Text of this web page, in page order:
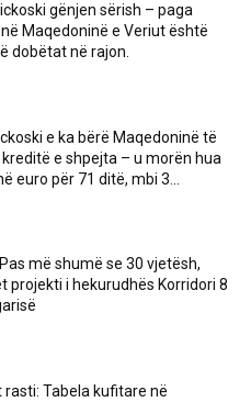
gënjen sërish – paga
Maqedoninë e Veriut është
dobëtat në rajon.
e ka bërë Maqedoninë të
e shpejta – u morën hua
euro për 71 ditë, mbi 3...
më shumë se 30 vjetësh,
projekti i hekurudhës Korridori 8
rasti: Tabela kufitare në